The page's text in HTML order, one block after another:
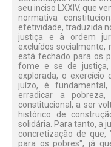
seu inciso LXXIV, que
normativa
efetividade, traduzida
justiça e à ordem
excluídos socialmente,
está fechado para os
fome e se de justiça,
explorada, o exercício
juízo, é fundamental,
erradicar a
constitucional, a ser
histórico de
solidária. Para tanto, a
concretização de
para os pobres", já